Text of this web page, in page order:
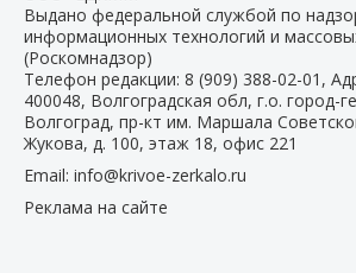
Выдано федеральной службой по
информационных технологий и
(Роскомнадзор)
Телефон редакции: 8 (909) 388-02-01 ,
400048, Волгоградская обл, г.о. город-
Волгоград, пр-кт им. Маршала
Жукова, д. 100, этаж 18, офис 221
Email: info@krivoe-zerkalo.ru
Реклама на сайте